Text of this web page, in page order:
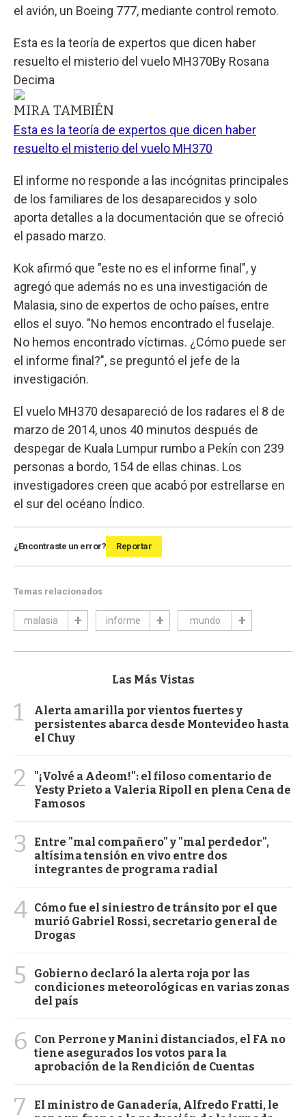
el avión, un Boeing 777, mediante control remoto.
Esta es la teoría de expertos que dicen haber
resuelto el misterio del vuelo MH370By Rosana
Decima
MIRA TAMBIÉN
Esta es la teoría de expertos que dicen haber
resuelto el misterio del vuelo MH370
El informe no responde a las incógnitas principales
de los familiares de los desaparecidos y solo
aporta detalles a la documentación que se ofreció
el pasado marzo.
Kok afirmó que "este no es el informe final", y
agregó que además no es una investigación de
Malasia, sino de expertos de ocho países, entre
ellos el suyo. "No hemos encontrado el fuselaje.
No hemos encontrado víctimas. ¿Cómo puede ser
el informe final?", se preguntó el jefe de la
investigación.
El vuelo MH370 desapareció de los radares el 8 de
marzo de 2014, unos 40 minutos después de
despegar de Kuala Lumpur rumbo a Pekín con 239
personas a bordo, 154 de ellas chinas. Los
investigadores creen que acabó por estrellarse en
el sur del océano Índico.
¿Encontraste un error? Reportar
Temas relacionados
malasia informe mundo
Las Más Vistas
1
Alerta amarilla por vientos fuertes y
persistentes abarca desde Montevideo hasta
el Chuy
2
"¡Volvé a Adeom!": el filoso comentario de
Yesty Prieto a Valeria Ripoll en plena Cena de
Famosos
3
Entre "mal compañero" y "mal perdedor",
altísima tensión en vivo entre dos
integrantes de programa radial
4 Cómo fue el siniestro de tránsito por el que
murió Gabriel Rossi, secretario general de
Drogas
5
Gobierno declaró la alerta roja por las
condiciones meteorológicas en varias zonas
del país
6
Con Perrone y Manini distanciados, el FA no
tiene asegurados los votos para la
aprobación de la Rendición de Cuentas
7
El ministro de Ganadería, Alfredo Fratti, le